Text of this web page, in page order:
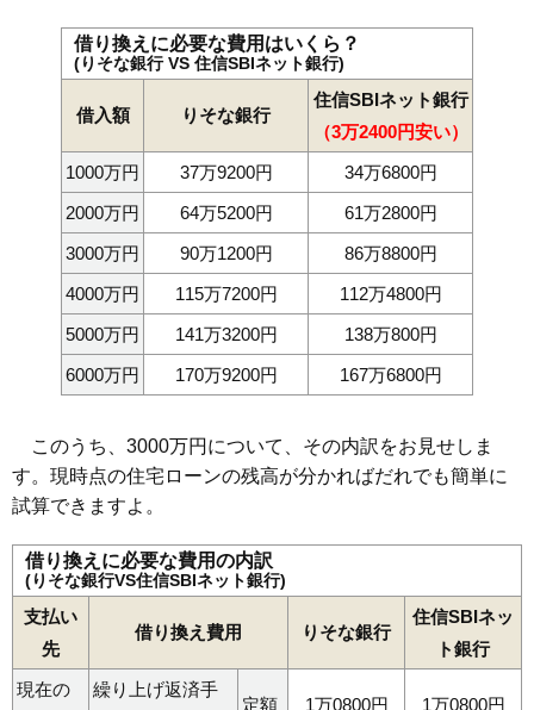
借り換えに必要な費用はいくら？
(りそな銀行 VS 住信SBIネット銀行)
借入額 りそな銀行
住信SBIネット銀行
（3万2400円安い）
1000万円
37万9200円
34万6800円
2000万円
64万5200円
61万2800円
3000万円
90万1200円
86万8800円
4000万円
115万7200円
112万4800円
5000万円
141万3200円
138万800円
6000万円
170万9200円 167万6800円
このうち、3000万円について、その内訳をお見せしま
す。現時点の住宅ローンの残高が分かればだれでも簡単に
試算できますよ。
借り換えに必要な費用の内訳
(りそな銀行VS住信SBIネット銀行)
支払い
先
借り換え費用 りそな銀行
住信SBIネッ
ト銀行
現在の
繰り上げ返済手
定額 1万0800円 1万0800円